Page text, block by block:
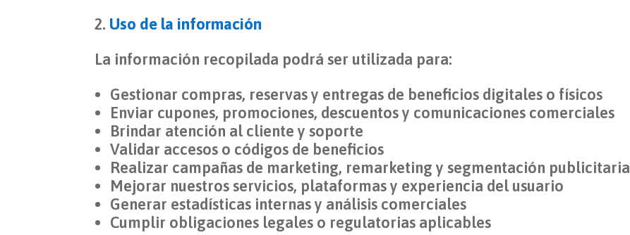
Uso de la información
La información recopilada podrá ser utilizada para:
Gestionar compras, reservas y entregas de beneficios digitales o físicos
Enviar cupones, promociones, descuentos y comunicaciones comerciales
Brindar atención al cliente y soporte
Validar accesos o códigos de beneficios
Realizar campañas de marketing, remarketing y segmentación publicitaria
Mejorar nuestros servicios, plataformas y experiencia del usuario
Generar estadísticas internas y análisis comerciales
Cumplir obligaciones legales o regulatorias aplicables